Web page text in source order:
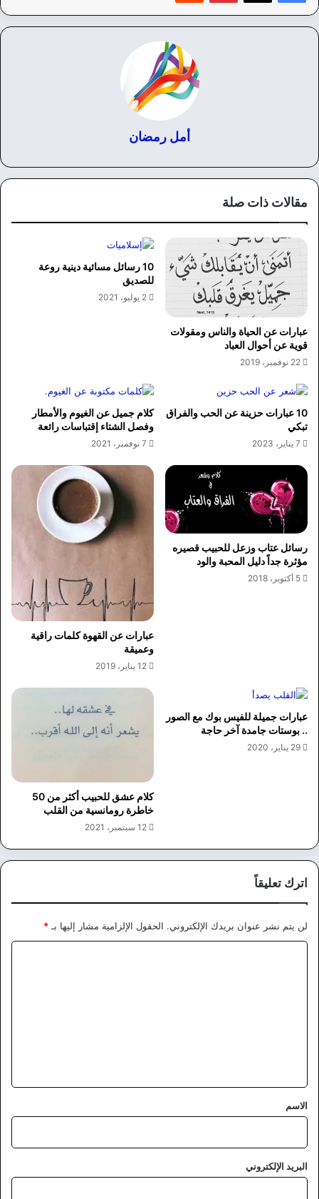
أمل رمضان
مقالات ذات صلة
عبارات عن الحياة والناس ومقولات
قوية عن أحوال العباد
22 نوفمبر، 2019
10 رسائل مسائية دينية روعة
للصديق
2 يوليو، 2021
10 عبارات حزينة عن الحب والفراق
تبكي
7 يناير، 2023
كلام جميل عن الغيوم والأمطار
وفصل الشتاء إقتباسات رائعة
7 نوفمبر، 2021
رسائل عتاب وزعل للحبيب قصيره
مؤثرة جداً دليل المحبة والود
5 أكتوبر، 2018
عبارات عن القهوة كلمات راقية
وعميقة
12 يناير، 2019
عبارات جميلة للفيس بوك مع الصور
.. بوستات جامدة آخر حاجة
29 يناير، 2020
كلام عشق للحبيب أكثر من 50
خاطرة رومانسية من القلب
12 سبتمبر، 2021
اترك تعليقاً
لن يتم نشر عنوان بريدك الإلكتروني. الحقول الإلزامية مشار إليها بـ*
*
الاسم
البريد الإلكتروني